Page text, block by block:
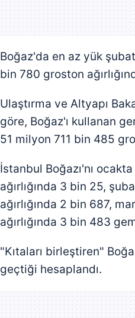
mevzuata uygun olarak
Boğaz'da en az yük
bin 780 groston
Ulaştırma ve Altyapı
göre, Boğaz'ı kullanan
51 milyon 711 bin 485
İstanbul Boğazı'nı
ağırlığında 3 bin 25,
ağırlığında 2 bin 687,
ağırlığında 3 bin 483
"Kıtaları birleştiren"
geçtiği hesaplandı.